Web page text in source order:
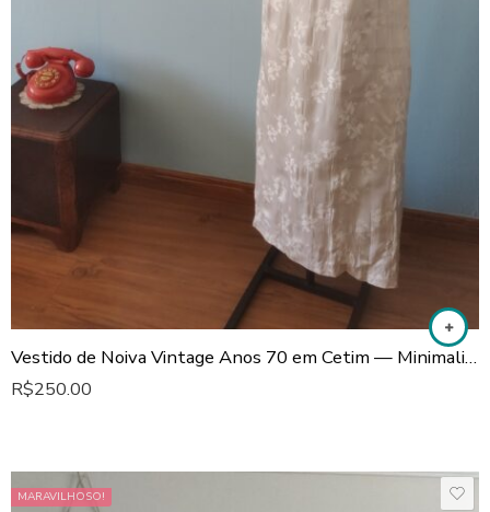
Vestido de Noiva Vintage Anos 70 em Cetim — Minimalista com Leve Cauda
R$250.00
MARAVILHOSO!